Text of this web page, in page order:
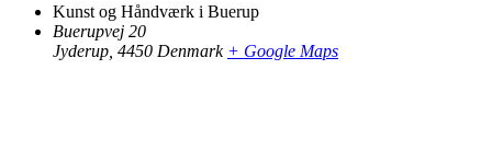
Kunst og Håndværk i Buerup
Buerupvej 20
Jyderup 4450 Denmark + Google Maps